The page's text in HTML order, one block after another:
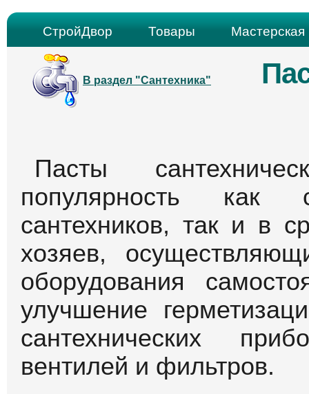
СтройДвор Товары Мастерская
В раздел "Сантехника"
Пасты
популярность как
сантехников, так и в
хозяев,
оборудования
улучшение
сантехнических
вентилей и фильтров.